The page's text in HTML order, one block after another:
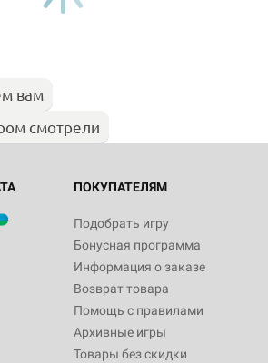
вам
смотрели
ПОКУПАТЕЛЯМ
Подобрать игру
Бонусная программа
Информация о заказе
Возврат товара
Помощь с правилами
Архивные игры
Товары без скидки